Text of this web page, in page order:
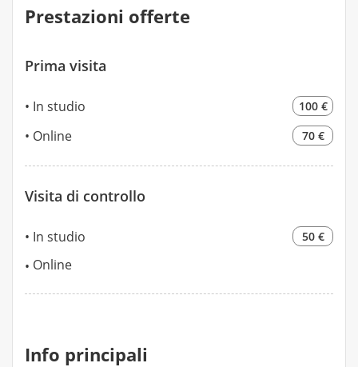
Prestazioni offerte
Prima visita
In studio 100 €
Online 70 €
Visita di controllo
In studio 50 €
Online
Info principali